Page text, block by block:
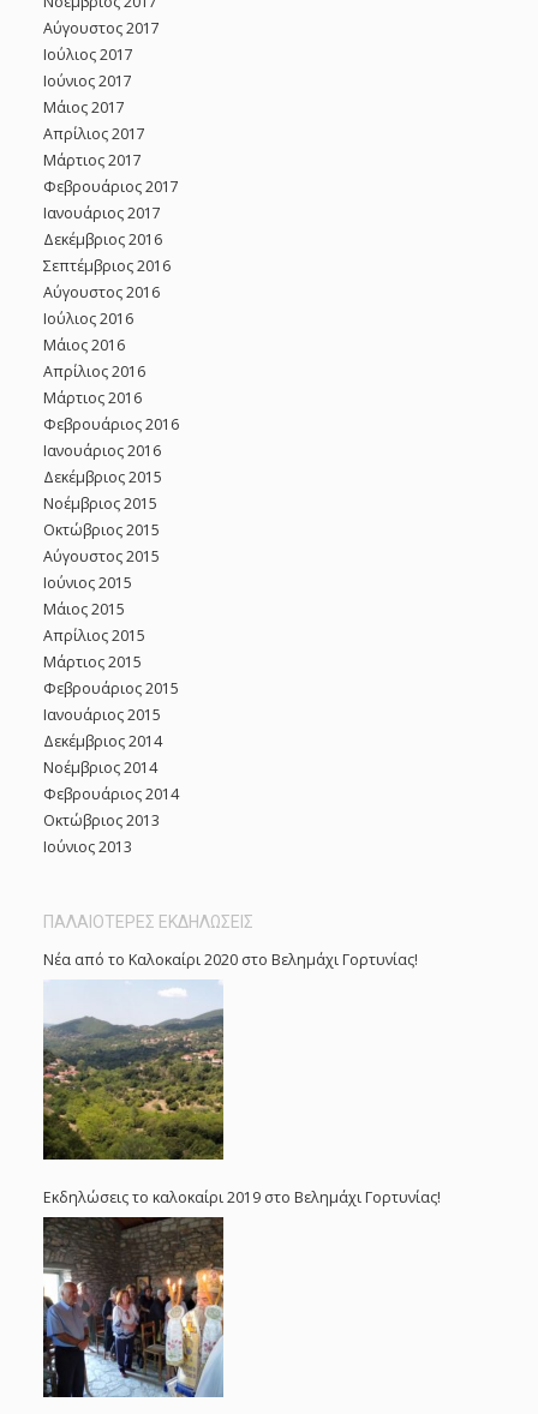
Αύγουστος 2017
Ιούλιος 2017
Ιούνιος 2017
Μάιος 2017
Απρίλιος 2017
Μάρτιος 2017
Φεβρουάριος 2017
Ιανουάριος 2017
Δεκέμβριος 2016
Σεπτέμβριος 2016
Αύγουστος 2016
Ιούλιος 2016
Μάιος 2016
Απρίλιος 2016
Μάρτιος 2016
Φεβρουάριος 2016
Ιανουάριος 2016
Δεκέμβριος 2015
Νοέμβριος 2015
Οκτώβριος 2015
Αύγουστος 2015
Ιούνιος 2015
Μάιος 2015
Απρίλιος 2015
Μάρτιος 2015
Φεβρουάριος 2015
Ιανουάριος 2015
Δεκέμβριος 2014
Νοέμβριος 2014
Φεβρουάριος 2014
Οκτώβριος 2013
Ιούνιος 2013
ΠΑΛΑΙΟΤΕΡΕΣ ΕΚΔΗΛΩΣΕΙΣ
Νέα από το Καλοκαίρι 2020 στο Βελημάχι Γορτυνίας!
Εκδηλώσεις το καλοκαίρι 2019 στο Βελημάχι Γορτυνίας!